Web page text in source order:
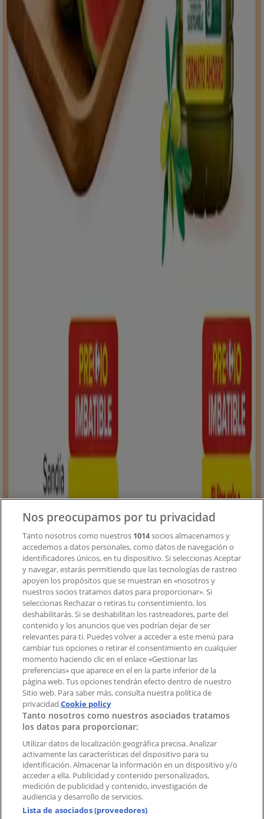
Tiendeo forma parte de Shopfully, la empresa
tecnológica que está reinventando las compras locales
en todo el mundo.
¿Qué hacemos?
Soluciones para empresas
Noticias y prensa
Trabaja con nosotros
Contacto comercial y de marketing
Tienda mal colocada en el mapa
Notificar un folleto
¿Encontraste un problema en la web o en la
aplicación?
Índices
Marcas
Marcas locales
Negocios
Negocios cercanos
Productos
Productos locales
Ciudades
Descargar la APP Tiendeo
Nos preocupamos por tu privacidad
Tanto nosotros como nuestros 1014socios almacenamos y
accedemos a datos personales, como datos de navegación o
identificadores únicos, en tu dispositivo. Si seleccionas Aceptar
y navegar, estarás permitiendo que las tecnologías de rastreo
apoyen los propósitos que se muestran en «nosotros y
nuestros socios tratamos datos para proporcionar». Si
seleccionas Rechazar o retiras tu consentimiento, los
deshabilitarás. Si se deshabilitan los rastreadores, parte del
contenido y los anuncios que ves podrían dejar de ser
relevantes para ti. Puedes volver a acceder a este menú para
cambiar tus opciones o retirar el consentimiento en cualquier
momento haciendo clic en el enlace «Gestionar las
preferencias» que aparece en el en la parte inferior de la
página web. Tus opciones tendrán efecto dentro de nuestro
Sitio web. Para saber más, consulta nuestra política de
privacidad.Cookie policy
Tanto nosotros como nuestros asociados tratamos
los datos para proporcionar:
Utilizar datos de localización geográfica precisa. Analizar
activamente las características del dispositivo para su
identificación. Almacenar la información en un dispositivo y/o
acceder a ella. Publicidad y contenido personalizados,
medición de publicidad y contenido, investigación de
audiencia y desarrollo de servicios.
Lista de asociados (proveedores)